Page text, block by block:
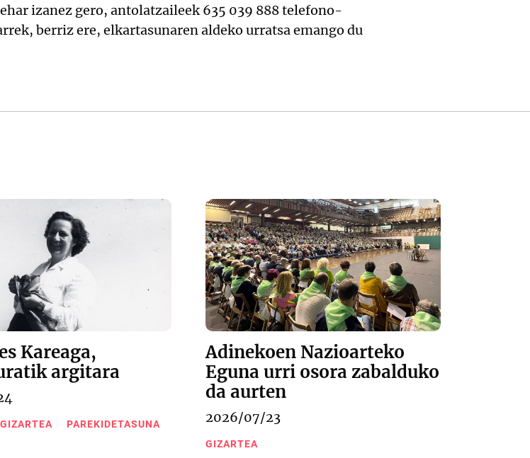
izanez gero, antolatzaileek 635 039 888 telefono-
berriz ere, elkartasunaren aldeko urratsa emango du
Kareaga,
argitara
GIZARTEA PAREKIDETASUNA
Adinekoen Nazioarteko
Eguna urri osora zabalduko
da aurten
2026/07/23
GIZARTEA